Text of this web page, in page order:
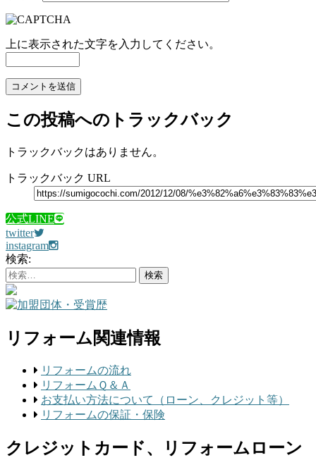
上に表示された文字を入力してください。
この投稿へのトラックバック
トラックバックはありません。
トラックバック URL
公式LINE
twitter
instagram
検索:
リフォーム関連情報
リフォームの流れ
リフォームＱ＆Ａ
お支払い方法について（ローン、クレジット等）
リフォームの保証・保険
クレジットカード、リフォームローン